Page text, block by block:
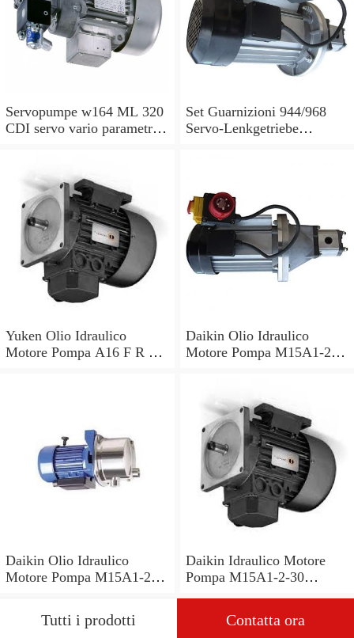
Servopumpe w164 ML 320
CDI servo vario parametri
Set Guarnizioni 944/968
Servo-Lenkgetriebe
Yuken Olio Idraulico
Motore Pompa A16 F R 01
Daikin Olio Idraulico
Motore Pompa M15A1-2-
Daikin Olio Idraulico
Motore Pompa M15A1-2-
Daikin Idraulico Motore
Pompa M15A1-2-30
Tutti i prodotti Contatta ora